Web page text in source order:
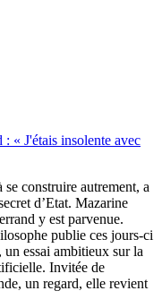
« J'étais insolente avec
construire autrement, a
d’Etat. Mazarine
y est parvenue.
publie ces jours-ci
essai ambitieux sur la
Invitée de
un regard, elle revient